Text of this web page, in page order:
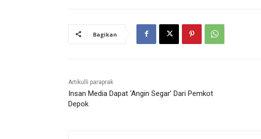
Bagikan
Artikulli paraprak
Insan Media Dapat ‘Angin Segar’ Dari Pemkot
Depok